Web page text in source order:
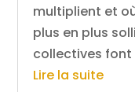
multiplient et
plus en plus
collectives font
Lire la suite